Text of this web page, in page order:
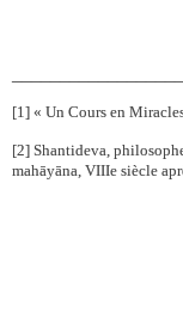
[1] « Un Cours en
[2] Shantideva,
mahāyāna, VIIIe siècle